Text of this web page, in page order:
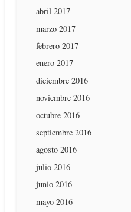
abril 2017
marzo 2017
febrero 2017
enero 2017
diciembre 2016
noviembre 2016
octubre 2016
septiembre 2016
agosto 2016
julio 2016
junio 2016
mayo 2016